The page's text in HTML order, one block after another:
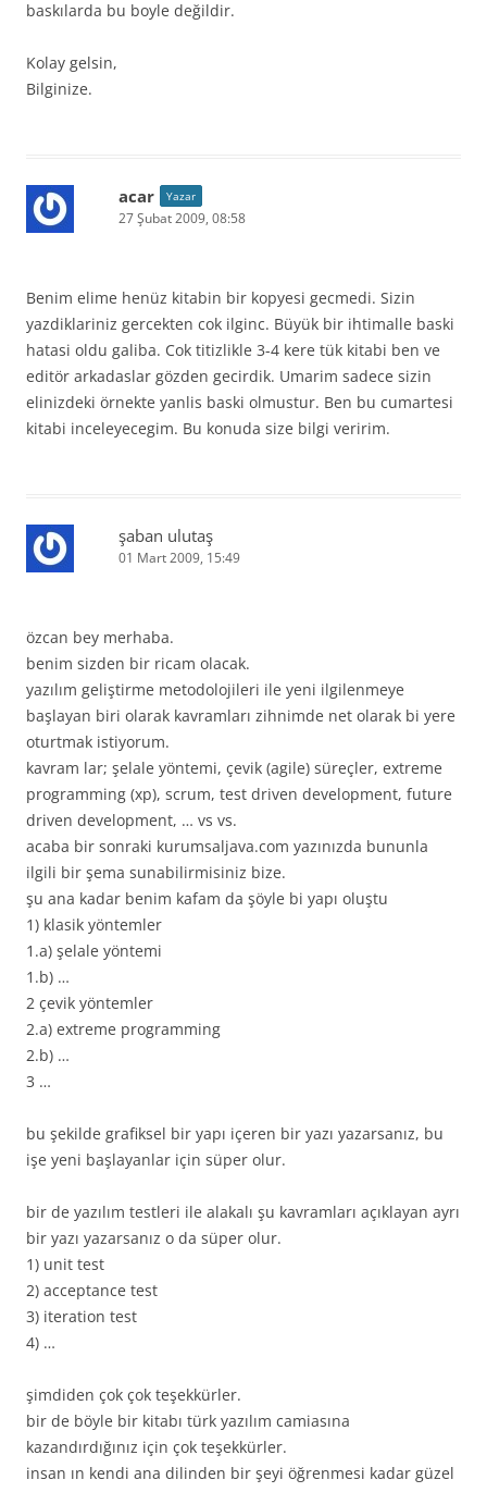
baskılarda bu boyle değildir.
Kolay gelsin,
Bilginize.
acar Yazar
27 Şubat 2009, 08:58
Benim elime henüz kitabin bir kopyesi gecmedi. Sizin
yazdiklariniz gercekten cok ilginc. Büyük bir ihtimalle baski
hatasi oldu galiba. Cok titizlikle 3-4 kere tük kitabi ben ve
editör arkadaslar gözden gecirdik. Umarim sadece sizin
elinizdeki örnekte yanlis baski olmustur. Ben bu cumartesi
kitabi inceleyecegim. Bu konuda size bilgi veririm.
şaban ulutaş
01 Mart 2009, 15:49
özcan bey merhaba.
benim sizden bir ricam olacak.
yazılım geliştirme metodolojileri ile yeni ilgilenmeye
başlayan biri olarak kavramları zihnimde net olarak bi yere
oturtmak istiyorum.
kavram lar; şelale yöntemi, çevik (agile) süreçler, extreme
programming (xp), scrum, test driven development, future
driven development, … vs vs.
acaba bir sonraki kurumsaljava.com yazınızda bununla
ilgili bir şema sunabilirmisiniz bize.
şu ana kadar benim kafam da şöyle bi yapı oluştu
1) klasik yöntemler
1.a) şelale yöntemi
1.b) …
2 çevik yöntemler
2.a) extreme programming
2.b) …
3 …
bu şekilde grafiksel bir yapı içeren bir yazı yazarsanız, bu
işe yeni başlayanlar için süper olur.
bir de yazılım testleri ile alakalı şu kavramları açıklayan ayrı
bir yazı yazarsanız o da süper olur.
1) unit test
2) acceptance test
3) iteration test
4) …
şimdiden çok çok teşekkürler.
bir de böyle bir kitabı türk yazılım camiasına
kazandırdığınız için çok teşekkürler.
insan ın kendi ana dilinden bir şeyi öğrenmesi kadar güzel